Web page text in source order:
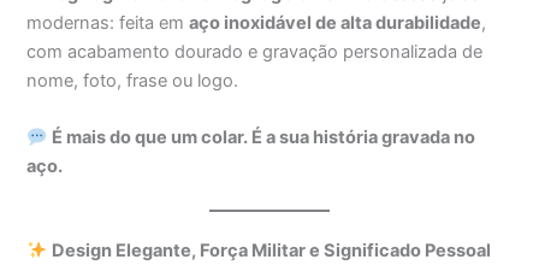
modernas: feita emaço inoxidável de alta durabilidade,
com acabamento dourado e gravação personalizada de
nome, foto, frase ou logo.
É mais do que um colar. É a sua história gravada no
aço.
Design Elegante, Força Militar e Significado Pessoal